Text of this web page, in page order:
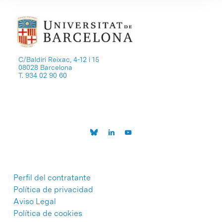
C/Baldiri Reixac, 4-12 i 15
08028 Barcelona
T. 934 02 90 60
Perfil del contratante
Política de privacidad
Aviso Legal
Política de cookies